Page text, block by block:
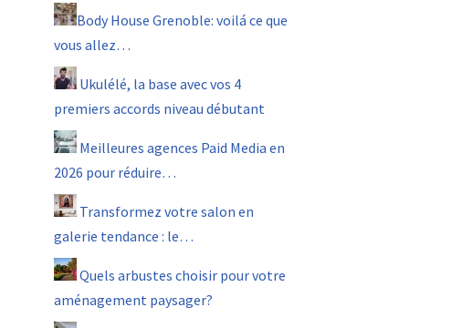
Body House Grenoble: voilá ce que
vous allez…
Ukulélé, la base avec vos 4
premiers accords niveau débutant
Meilleures agences Paid Media en
2026 pour réduire…
Transformez votre salon en
galerie tendance : le…
Quels arbustes choisir pour votre
aménagement paysager?